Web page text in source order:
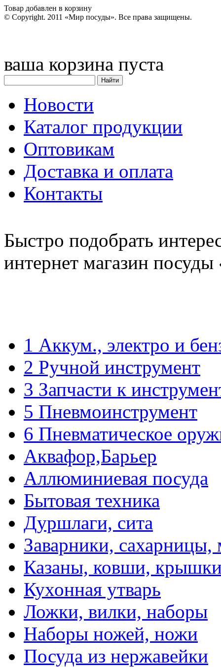
Товар добавлен в корзину
© Copyright. 2011 «Мир посуды». Все права защищены.
ваша корзина пуста
Новости
Каталог продукции
Оптовикам
Доставка и оплата
Контакты
Быстро подобрать
интернет магазин
1 Аккум., электро и
2 Ручной инструмент
3 Запчасти к
5 Пневмоинструмент
6 Пневматическое
Аквафор,Барьер
Аллюминиевая посуда
Бытовая техника
Дуршлаги, сита
Заварники, сахарницы,
Казаны, ковши,
Кухонная утварь
Ложки, вилки, наборы
Наборы ножей, ножи
Посуда из нержавейки